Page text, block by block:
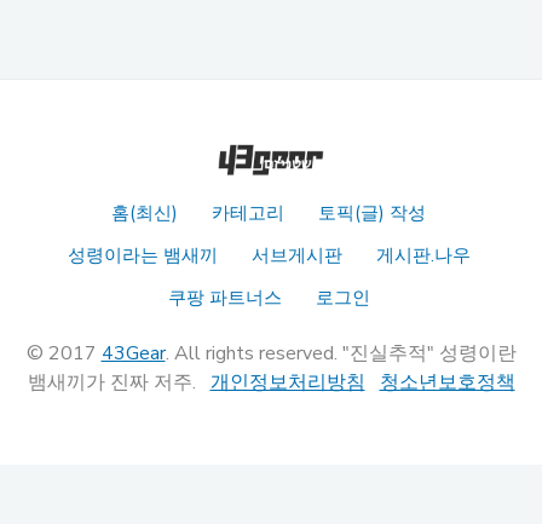
홈(최신) 카테고리
토픽(글) 작성
성령이라는 뱀새끼
서브게시판
게시판.나우
쿠팡 파트너스
로그인
© 2017 43Gear. All rights reserved. "진실추적" 성령이란
뱀새끼가 진짜 저주. 개인정보처리방침 청소년보호정책